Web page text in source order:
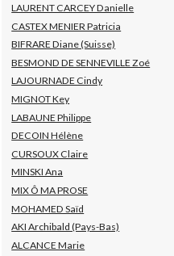
LAURENT CARCEY Danielle
CASTEX MENIER Patricia
BIFRARE Diane (Suisse)
BESMOND DE SENNEVILLE Zoé
LAJOURNADE Cindy
MIGNOT Key
LABAUNE Philippe
DECOIN Hélène
CURSOUX Claire
MINSKI Ana
MIX Ô MA PROSE
MOHAMED Saïd
AKI Archibald (Pays-Bas)
ALCANCE Marie